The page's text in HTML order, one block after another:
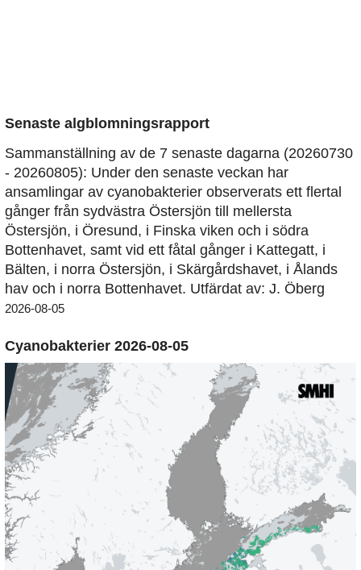
Senaste algblomningsrapport
Sammanställning av de 7 senaste dagarna (20260730
- 20260805): Under den senaste veckan har
ansamlingar av cyanobakterier observerats ett flertal
gånger från sydvästra Östersjön till mellersta
Östersjön, i Öresund, i Finska viken och i södra
Bottenhavet, samt vid ett fåtal gånger i Kattegatt, i
Bälten, i norra Östersjön, i Skärgårdshavet, i Ålands
hav och i norra Bottenhavet. Utfärdat av: J. Öberg
2026-08-05
Cyanobakterier 2026-08-05